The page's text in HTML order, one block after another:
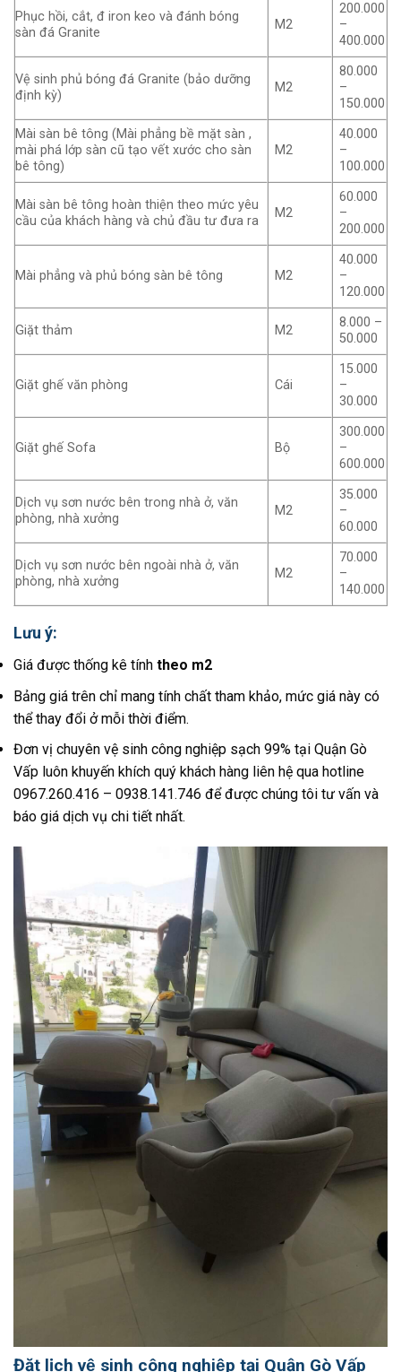
Phục hồi, cắt, đ iron keo và đánh bóng
sàn đá Granite
M2
200.000
–
400.000
Vệ sinh phủ bóng đá Granite (bảo dưỡng
định kỳ)
M2
80.000
–
150.000
Mài sàn bê tông (Mài phẳng bề mặt sàn ,
mài phá lớp sàn cũ tạo vết xước cho sàn
bê tông)
M2
40.000
–
100.000
Mài sàn bê tông hoàn thiện theo mức yêu
cầu của khách hàng và chủ đầu tư đưa ra
M2
60.000
–
200.000
Mài phẳng và phủ bóng sàn bê tông M2
40.000
–
120.000
Giặt thảm M2
8.000 –
50.000
Giặt ghế văn phòng Cái
15.000
–
30.000
Giặt ghế Sofa Bộ
300.000
–
600.000
Dịch vụ sơn nước bên trong nhà ở, văn
phòng, nhà xưởng
M2
35.000
–
60.000
Dịch vụ sơn nước bên ngoài nhà ở, văn
phòng, nhà xưởng
M2
70.000
–
140.000
Lưu ý:
Giá được thống kê tính theo m2
Bảng giá trên chỉ mang tính chất tham khảo, mức giá này có
thể thay đổi ở mỗi thời điểm.
Đơn vị chuyên vệ sinh công nghiệp sạch 99% tại Quận Gò
Vấp luôn khuyến khích quý khách hàng liên hệ qua hotline
0967.260.416 – 0938.141.746 để được chúng tôi tư vấn và
báo giá dịch vụ chi tiết nhất.
Đặt lịch vệ sinh công nghiệp tại Quận Gò Vấp